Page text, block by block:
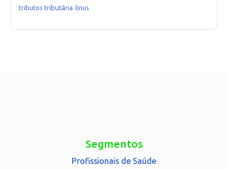
tributos tributária ônus
Segmentos
Profissionais de Saúde